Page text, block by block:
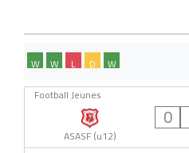
W
D
L
W
W
Football Jeunes
ASASF (u12)
0